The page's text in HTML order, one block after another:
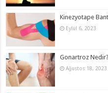
Kinezyotape
Eylül 6, 2023
Gonartroz Nedir?
Ağustos 18, 2023